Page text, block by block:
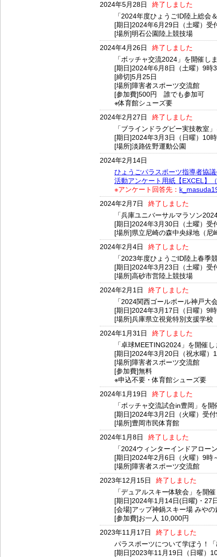
2024年5月28日
終了しました
「2024年度ひょうごID陸上総会
[期日]2024年6月29日（土曜）受
[場所]明石公園陸上競技場
2024年4月26日
終了しました
「ボッチャ交流2024」を開催し
[期日]2024年6月8日（土曜）9時
[締切]5月25日
[場所]障害者スポーツ交流館
[参加費]500円 誰でも参加可
※体育館シューズ要
2024年2月27日
終了しました
「ブラインドラグビー実技教室
[期日]2024年3月3日（日曜）10
[場所]淡路佐野運動公園
2024年2月14日
ひょうごパラスポーツ指導者協
活動アンケート用紙【EXCEL】
※アンケート回答先：
2024年2月7日
終了しました
「兵庫ユニバーサルマラソン
[期日]2024年3月30日（土曜）受
[場所]県立尼崎の森中央緑地（尼
2024年2月4日
終了しました
「2023年度ひょうごID陸上春季
[期日]2024年3月23日（土曜）受
[場所]高砂市営陸上競技場
2024年2月1日
終了しました
「2024関西ゴールボール神戸大
[期日]2024年3月17日（日曜）9
[場所]兵庫県立視覚特別支援学校
2024年1月31日
終了しました
「卓球MEETING2024」を開催
[期日]2024年3月20日（祝水曜）
[場所]障害者スポーツ交流館
[参加費]無料
※申込不要・体育館シューズ要
2024年1月19日
終了しました
「ボッチャ交流試合in豊岡」を
[期日]2024年3月2日（火曜）受
[場所]豊岡市民体育館
2024年1月8日
終了しました
「2024ウィンターインドアロー
[期日]2024年2月6日（火曜）9時
[場所]障害者スポーツ交流館
2023年12月15日
終了しました
「デュアルスキー体験会」を開
[期日]2024年1月14日(日曜)・27
[会場]アップ神鍋スキー場 みやの
[参加費]お一人 10,000円
2023年11月17日
終了しました
パラスポーツについて学ぼう！
[期日]2023年11月19日（日曜）